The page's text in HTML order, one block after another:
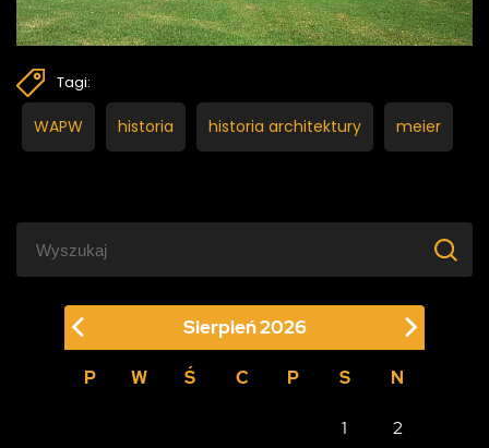
Tagi:
WAPW historia historia architektury meier
Sierpień2026
P W Ś C P S N
1
2